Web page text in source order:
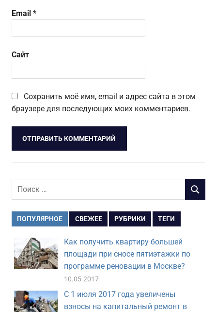
Email *
Сайт
Сохранить моё имя, email и адрес сайта в этом
браузере для последующих моих комментариев.
Поиск
ПОИСК
ПОПУЛЯРНОЕ СВЕЖЕЕ РУБРИКИ ТЕГИ
Как получить квартиру большей
площади при сносе пятиэтажки по
программе реновации в Москве?
10.05.2017
С 1 июля 2017 года увеличены
взносы на капитальный ремонт в